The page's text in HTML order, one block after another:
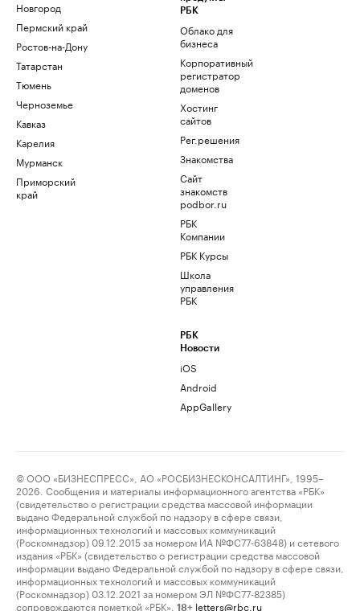
Новгород
Пермский край
Ростов-на-Дону
Татарстан
Тюмень
Черноземье
Кавказ
Карелия
Мурманск
Приморский
край
РБК
Облако для
бизнеса
Корпоративный
регистратор
доменов
Хостинг
сайтов
Рег.решения
Знакомства
Сайт
знакомств
podbor.ru
РБК
Компании
РБК Курсы
Школа
управления
РБК
РБК
Новости
iOS
Android
AppGallery
© ООО «БИЗНЕСПРЕСС», АО «РОСБИЗНЕСКОНСАЛТИНГ», 1995–
2026. Сообщения и материалы информационного агентства «РБК»
(свидетельство о регистрации средства массовой информации
выдано Федеральной службой по надзору в сфере связи,
информационных технологий и массовых коммуникаций
(Роскомнадзор) 09.12.2015 за номером ИА №ФС77-63848) и сетевого
издания «РБК» (свидетельство о регистрации средства массовой
информации выдано Федеральной службой по надзору в сфере связи,
информационных технологий и массовых коммуникаций
(Роскомнадзор) 03.12.2021 за номером ЭЛ №ФС77-82385)
сопровождаются пометкой «РБК».
18+ letters@rbc.ru